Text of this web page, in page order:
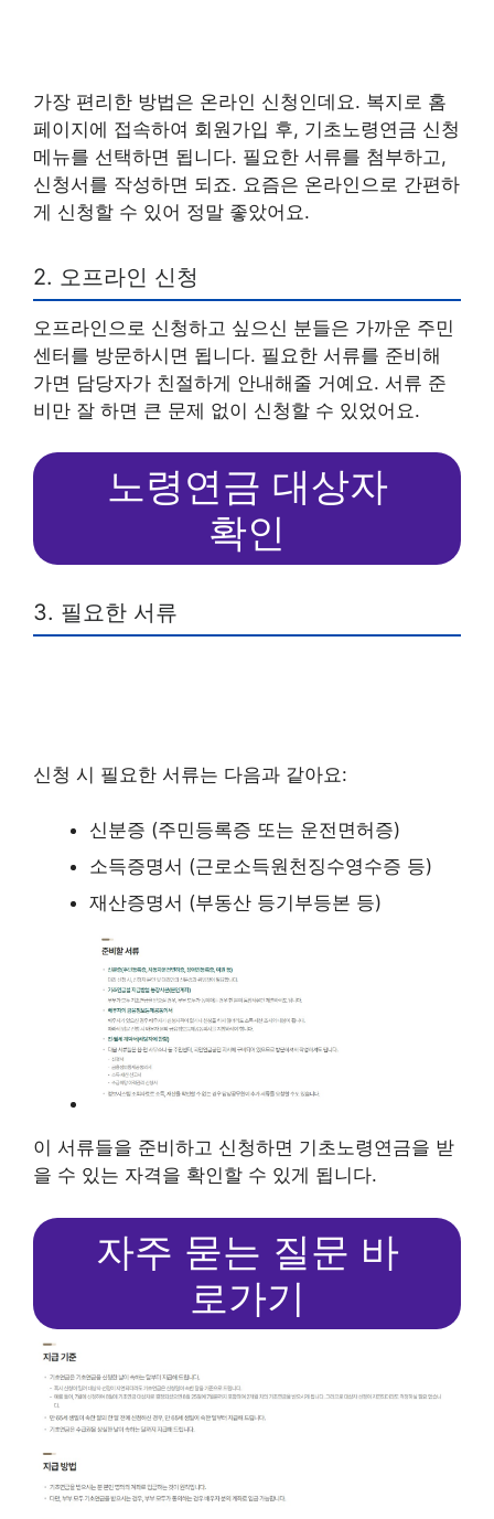
가장 편리한 방법은 온라인 신청인데요. 복지로 홈
페이지에 접속하여 회원가입 후, 기초노령연금 신청
메뉴를 선택하면 됩니다. 필요한 서류를 첨부하고,
신청서를 작성하면 되죠. 요즘은 온라인으로 간편하
게 신청할 수 있어 정말 좋았어요.
2. 오프라인 신청
오프라인으로 신청하고 싶으신 분들은 가까운 주민
센터를 방문하시면 됩니다. 필요한 서류를 준비해
가면 담당자가 친절하게 안내해줄 거예요. 서류 준
비만 잘 하면 큰 문제 없이 신청할 수 있었어요.
노령연금 대상자
확인
3. 필요한 서류
신청 시 필요한 서류는 다음과 같아요:
신분증 (주민등록증 또는 운전면허증)
소득증명서 (근로소득원천징수영수증 등)
재산증명서 (부동산 등기부등본 등)
이 서류들을 준비하고 신청하면 기초노령연금을 받
을 수 있는 자격을 확인할 수 있게 됩니다.
자주 묻는 질문 바
로가기